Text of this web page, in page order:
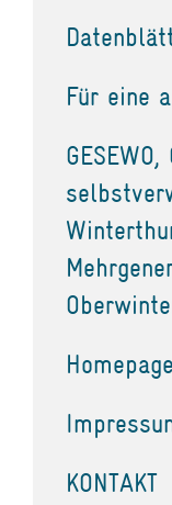
Für eine
Homepage
KONTAKT